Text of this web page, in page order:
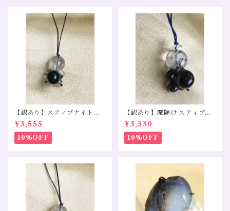
【訳あり】スティブナイトイ
ンクォーツ モリオン 水晶
¥3,555
10%OFF
【訳あり】魔除け スティブナ
イトインクォーツ スモーキー
クォーツ モリオン
¥3,330
10%OFF